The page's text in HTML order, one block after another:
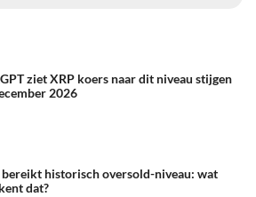
ziet XRP koers naar dit niveau stijgen
2026
bereikt historisch oversold-niveau: wat
dat?